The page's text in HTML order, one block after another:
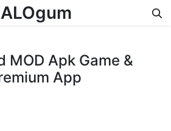
ALOgum
MOD Apk Game &
App